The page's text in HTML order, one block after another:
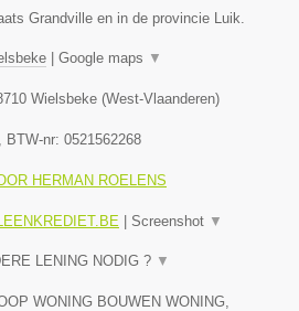
Grandville en in de provincie Luik.
Google maps ▼
Wielsbeke (West-Vlaanderen)
, BTW-nr: 0521562268
HERMAN ROELENS
Screenshot ▼
LENING NODIG ? ▼
WONING BOUWEN WONING,